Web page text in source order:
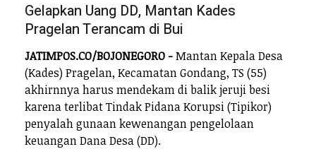
Gelapkan Uang DD, Mantan Kades
Pragelan Terancam di Bui
JATIMPOS.CO/BOJONEGORO -Mantan Kepala Desa
(Kades) Pragelan, Kecamatan Gondang, TS (55)
akhirnnya harus mendekam di balik jeruji besi
karena terlibat Tindak Pidana Korupsi (Tipikor)
penyalah gunaan kewenangan pengelolaan
keuangan Dana Desa (DD).